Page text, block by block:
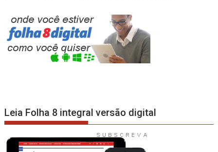
Leia Folha 8 integral versão digital